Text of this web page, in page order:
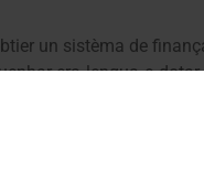
un sistèma de
era lengua e